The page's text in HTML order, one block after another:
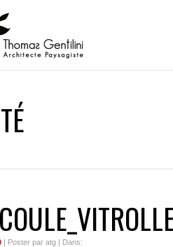
| Poster par atg | Dans: